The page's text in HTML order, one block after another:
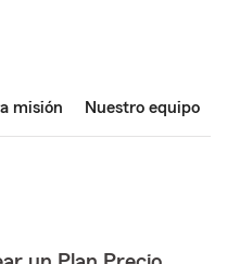
misión Nuestro equipo